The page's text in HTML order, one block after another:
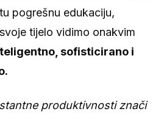
pogrešnu edukaciju,
tijelo vidimo onakvim
sofisticirano i
produktivnosti znači